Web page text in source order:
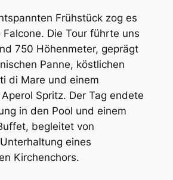
Frühstück zog es
Falcone. Die Tour führte uns
750 Höhenmeter, geprägt
Panne, köstlichen
di Mare und einem
Spritz. Der Tag endete
in den Pool und einem
begleitet von
eines
Kirchenchors.